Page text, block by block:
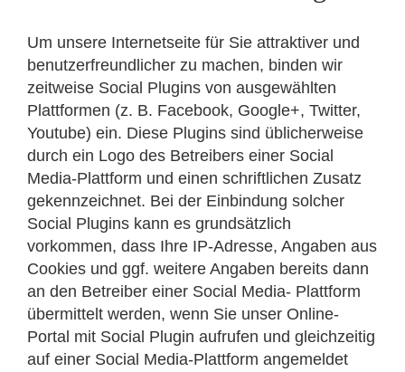
Um unsere Internetseite für Sie attraktiver und
benutzerfreundlicher zu machen, binden wir
zeitweise Social Plugins von ausgewählten
Plattformen (z. B. Facebook, Google+, Twitter,
Youtube) ein. Diese Plugins sind üblicherweise
durch ein Logo des Betreibers einer Social
Media-Plattform und einen schriftlichen Zusatz
gekennzeichnet. Bei der Einbindung solcher
Social Plugins kann es grundsätzlich
vorkommen, dass Ihre IP-Adresse, Angaben aus
Cookies und ggf. weitere Angaben bereits dann
an den Betreiber einer Social Media- Plattform
übermittelt werden, wenn Sie unser Online-
Portal mit Social Plugin aufrufen und gleichzeitig
auf einer Social Media-Plattform angemeldet